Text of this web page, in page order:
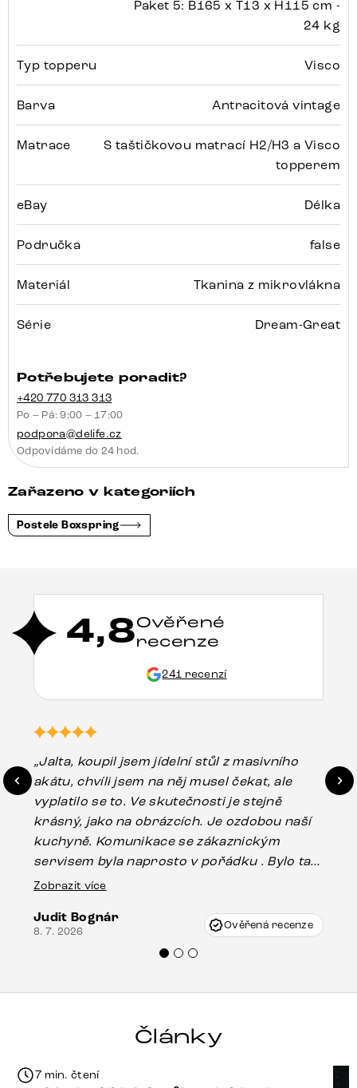
Paket 5: B165 x T13 x H115 cm -
24 kg
Typ topperu Visco
Barva Antracitová vintage
Matrace
S taštičkovou matrací H2/H3 a Visco
topperem
eBay Délka
Područka false
Materiál Tkanina z mikrovlákna
Série Dream-Great
Potřebujete poradit?
+420 770 313 313
Po – Pá: 9:00 – 17:00
podpora@delife.cz
Odpovídáme do 24 hod.
Zařazeno v kategoriích
Postele Boxspring
4,8Ověřené
recenze
241 recenzí
„Jalta, koupil jsem jídelní stůl z masivního
akátu, chvíli jsem na něj musel čekat, ale
vyplatilo se to. Ve skutečnosti je stejně
krásný, jako na obrázcích. Je ozdobou naší
kuchyně. Komunikace se zákaznickým
servisem byla naprosto v pořádku . Bylo tam
drobné poškození u nohy stolu, které mohlo
Vincze mi velmi korektně vyšli vstříc.
Doporučuji produkty Delife všem.“
Zobrazit více
Judit Bognár
8. 7. 2026 Ověřená recenze
Články
7 min. čtení